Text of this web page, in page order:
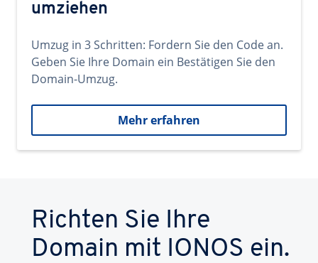
umziehen
Umzug in 3 Schritten: Fordern Sie den Code an.
Geben Sie Ihre Domain ein Bestätigen Sie den
Domain-Umzug.
Mehr erfahren
Richten Sie Ihre
Domain mit IONOS ein.